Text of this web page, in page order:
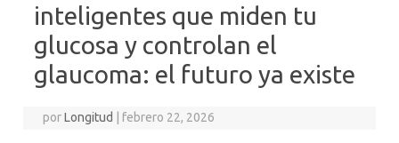
inteligentes que miden tu
glucosa y controlan el
glaucoma: el futuro ya existe
porLongitud febrero 22, 2026